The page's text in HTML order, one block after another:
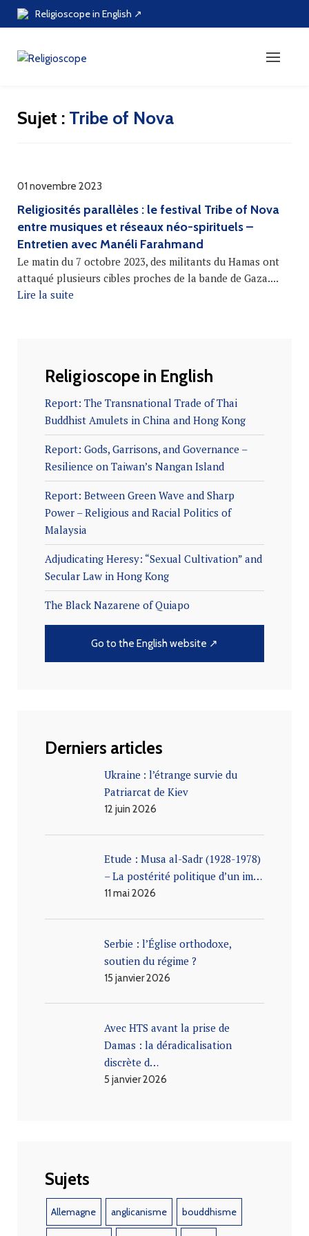
Skip
Religioscope in English ↗
Sujet : Tribe of Nova
01 novembre 2023
Religiosités parallèles : le festival Tribe of Nova
entre musiques et réseaux néo-spirituels –
Entretien avec Manéli Farahmand
Le matin du 7 octobre 2023, des militants du Hamas ont
attaqué plusieurs cibles proches de la bande de Gaza....
Lire la suite
Religioscope in English
Report: The Transnational Trade of Thai
Buddhist Amulets in China and Hong Kong
Report: Gods, Garrisons, and Governance –
Resilience on Taiwan’s Nangan Island
Report: Between Green Wave and Sharp
Power – Religious and Racial Politics of
Malaysia
Adjudicating Heresy: “Sexual Cultivation” and
Secular Law in Hong Kong
The Black Nazarene of Quiapo
Go to the English website ↗
Derniers articles
Ukraine : l’étrange survie du
Patriarcat de Kiev
12 juin 2026
Etude : Musa al-Sadr (1928-1978)
– La postérité politique d’un im…
11 mai 2026
Serbie : l’Église orthodoxe,
soutien du régime ?
15 janvier 2026
Avec HTS avant la prise de
Damas : la déradicalisation
discrète d…
5 janvier 2026
Sujets
Allemagne anglicanisme bouddhisme